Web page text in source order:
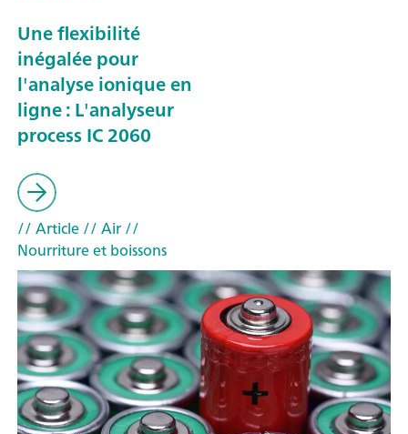
Une flexibilité
inégalée pour
l'analyse ionique en
ligne : L'analyseur
process IC 2060
// Article// Air//
Nourriture et boissons